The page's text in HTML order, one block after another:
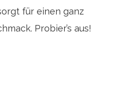
für einen ganz
Probier’s aus!